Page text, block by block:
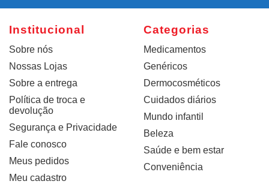
Institucional
Sobre nós
Nossas Lojas
Sobre a entrega
Política de troca e
devolução
Segurança e Privacidade
Fale conosco
Meus pedidos
Meu cadastro
Categorias
Medicamentos
Genéricos
Dermocosméticos
Cuidados diários
Mundo infantil
Beleza
Saúde e bem estar
Conveniência